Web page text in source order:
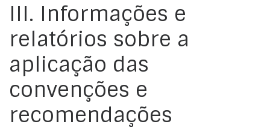
III. Informações e
relatórios sobre a
aplicação das
convenções e
recomendações